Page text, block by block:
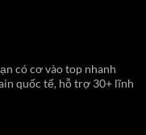
có cơ vào top nhanh
quốc tế, hỗ trợ 30+ lĩnh